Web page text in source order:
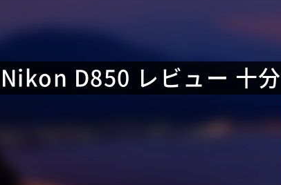
Nikon D850 レビュー 十